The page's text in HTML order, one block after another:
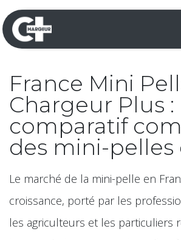
Se rendre au contenu
France Mini
Chargeur Plus :
comparatif
des mini-pelles
Le marché de la mini-pelle en
croissance, porté par les
les agriculteurs et les particuliers